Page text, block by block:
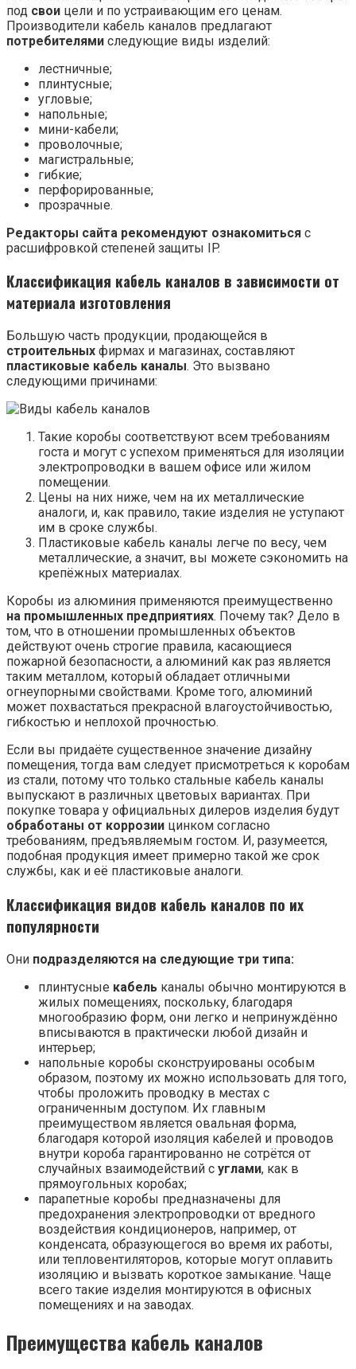
под свои цели и по устраивающим его ценам.
Производители кабель каналов предлагают
потребителями следующие виды изделий:
лестничные;
плинтусные;
угловые;
напольные;
мини-кабели;
проволочные;
магистральные;
гибкие;
перфорированные;
прозрачные.
Редакторы сайта рекомендуют ознакомиться с
расшифровкой степеней защиты IP.
Классификация кабель каналов в зависимости от
материала изготовления
Большую часть продукции, продающейся в
строительных фирмах и магазинах, составляют
пластиковые кабель каналы. Это вызвано
следующими причинами:
Такие коробы соответствуют всем требованиям
госта и могут с успехом применяться для изоляции
электропроводки в вашем офисе или жилом
помещении.
Цены на них ниже, чем на их металлические
аналоги, и, как правило, такие изделия не уступают
им в сроке службы.
Пластиковые кабель каналы легче по весу, чем
металлические, а значит, вы можете сэкономить на
крепёжных материалах.
Коробы из алюминия применяются преимущественно
на промышленных предприятиях. Почему так? Дело в
том, что в отношении промышленных объектов
действуют очень строгие правила, касающиеся
пожарной безопасности, а алюминий как раз является
таким металлом, который обладает отличными
огнеупорными свойствами. Кроме того, алюминий
может похвастаться прекрасной влагоустойчивостью,
гибкостью и неплохой прочностью.
Если вы придаёте существенное значение дизайну
помещения, тогда вам следует присмотреться к коробам
из стали, потому что только стальные кабель каналы
выпускают в различных цветовых вариантах. При
покупке товара у официальных дилеров изделия будут
обработаны от коррозии цинком согласно
требованиям, предъявляемым гостом. И, разумеется,
подобная продукция имеет примерно такой же срок
службы, как и её пластиковые аналоги.
Классификация видов кабель каналов по их
популярности
Они подразделяются на следующие три типа:
плинтусные кабель каналы обычно монтируются в
жилых помещениях, поскольку, благодаря
многообразию форм, они легко и непринуждённо
вписываются в практически любой дизайн и
интерьер;
напольные коробы сконструированы особым
образом, поэтому их можно использовать для того,
чтобы проложить проводку в местах с
ограниченным доступом. Их главным
преимуществом является овальная форма,
благодаря которой изоляция кабелей и проводов
внутри короба гарантированно не сотрётся от
случайных взаимодействий с углами, как в
прямоугольных коробах;
парапетные коробы предназначены для
предохранения электропроводки от вредного
воздействия кондиционеров, например, от
конденсата, образующегося во время их работы,
или тепловентиляторов, которые могут оплавить
изоляцию и вызвать короткое замыкание. Чаще
всего такие изделия монтируются в офисных
помещениях и на заводах.
Преимущества кабель каналов